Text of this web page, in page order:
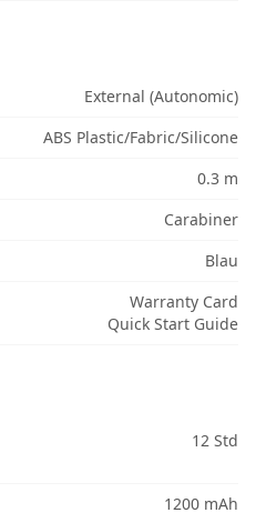
External (Autonomic)
ABS Plastic/Fabric/Silicone
0.3 m
Carabiner
Blau
Warranty Card
Quick Start Guide
12 Std
1200 mAh